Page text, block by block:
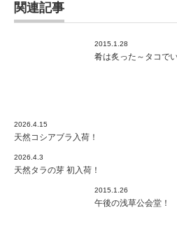
関連記事
2015.1.28
肴は炙った～タコで
2026.4.15
天然コシアブラ入荷！
2026.4.3
天然タラの芽 初入荷！
2015.1.26
午後の浅草公会堂！